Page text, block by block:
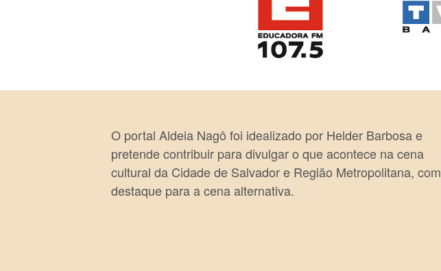
O portal Aldeia Nagô foi idealizado por Helder Barbosa e
pretende contribuir para divulgar o que acontece na cena
cultural da Cidade de Salvador e Região Metropolitana, com
destaque para a cena alternativa.